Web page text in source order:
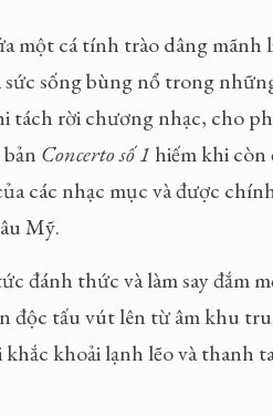
một cá tính trào dâng mãnh
sống bùng nổ trong
tách rời chương nhạc, cho
Concerto số 1 hiếm khi còn
các nhạc mục và được chính
Mỹ.
đánh thức và làm say đắm
độc tấu vút lên từ âm khu
khoải lạnh lẽo và thanh